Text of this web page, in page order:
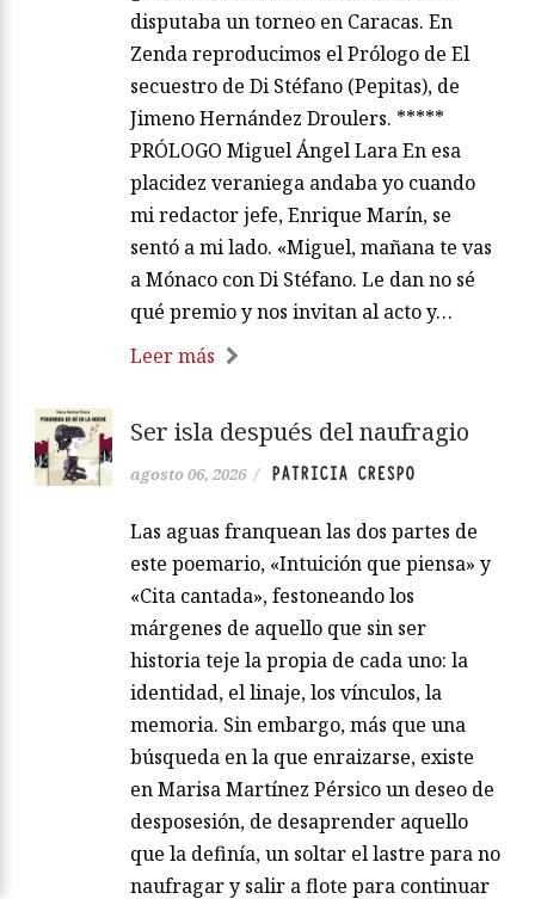
disputaba un torneo en Caracas. En
Zenda reproducimos el Prólogo de El
secuestro de Di Stéfano (Pepitas), de
Jimeno Hernández Droulers. *****
PRÓLOGO Miguel Ángel Lara En esa
placidez veraniega andaba yo cuando
mi redactor jefe, Enrique Marín, se
sentó a mi lado. «Miguel, mañana te vas
a Mónaco con Di Stéfano. Le dan no sé
qué premio y nos invitan al acto y…
Leer más
Ser isla después del naufragio
agosto 06, 2026 / PATRICIA CRESPO
Las aguas franquean las dos partes de
este poemario, «Intuición que piensa» y
«Cita cantada», festoneando los
márgenes de aquello que sin ser
historia teje la propia de cada uno: la
identidad, el linaje, los vínculos, la
memoria. Sin embargo, más que una
búsqueda en la que enraizarse, existe
en Marisa Martínez Pérsico un deseo de
desposesión, de desaprender aquello
que la definía, un soltar el lastre para no
naufragar y salir a flote para continuar